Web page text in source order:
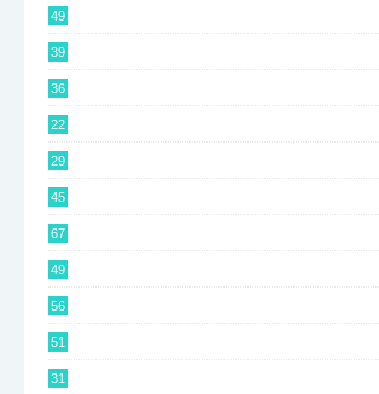
49
39
36
22
29
45
67
49
56
51
31